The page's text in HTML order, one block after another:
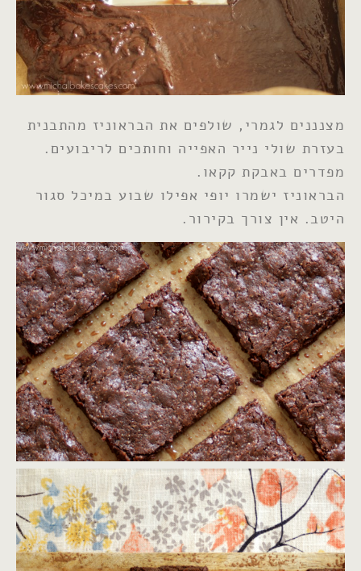
מצנננים לגמרי, שולפים את הבראוניז מהתבנית
בעזרת שולי נייר האפייה וחותכים לריבועים.
מפדרים באבקת קקאו.
הבראוניז ישמרו יופי אפילו שבוע במיכל סגור
היטב. אין צורך בקירור.